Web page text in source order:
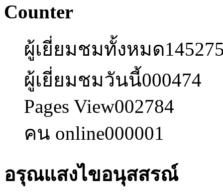
Counter
ผู้เยี่ยมชมทั้งหมด
ผู้เยี่ยมชมวันนี้000474
Pages View002784
คน online000001
อรุณแสงไขอนุสสรณ์